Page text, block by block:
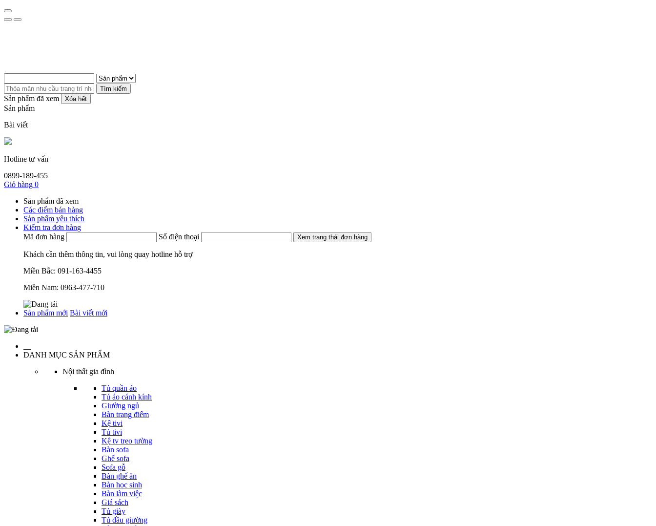
Tìm kiếm
Sản phẩm đã xem Xóa hết
Sản phẩm
Bài viết
Hotline tư vấn
0899-189-455
Giỏ hàng 0
Sản phẩm đã xem
Các điểm bán hàng
Sản phẩm yêu thích
Kiểm tra đơn hàng
Mã đơn hàng
Số điện thoại Xem trạng thái đơn hàng
Khách cần thêm thông tin, vui lòng quay hotline hỗ trợ
Miền Bắc: 091-163-4455
Miền Nam: 0963-477-710
Sản phẩm mới Bài viết mới
DANH MỤC SẢN PHẨM
Nội thất gia đình
Tủ quần áo
Tú áo cánh kính
Giường ngủ
Bàn trang điểm
Kệ tivi
Tủ tivi
Kệ tv treo tường
Bàn sofa
Ghế sofa
Sofa gỗ
Bàn ghế ăn
Bàn học sinh
Bàn làm việc
Giá sách
Tủ giày
Tủ đầu giường